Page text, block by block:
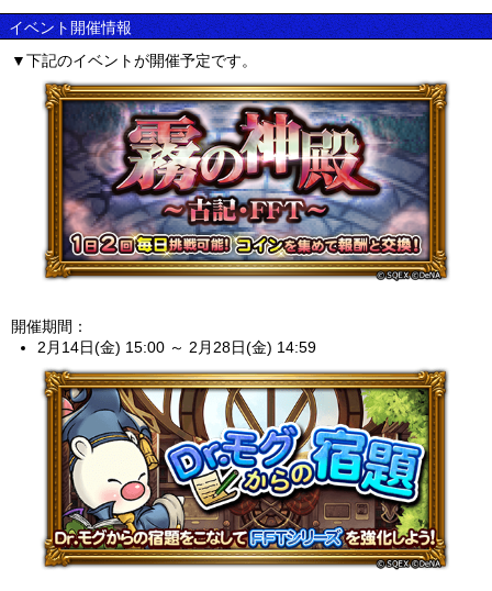
イベント開催情報
▼下記のイベントが開催予定です。
開催期間：
2月14日(金) 15:00 ～ 2月28日(金) 14:59